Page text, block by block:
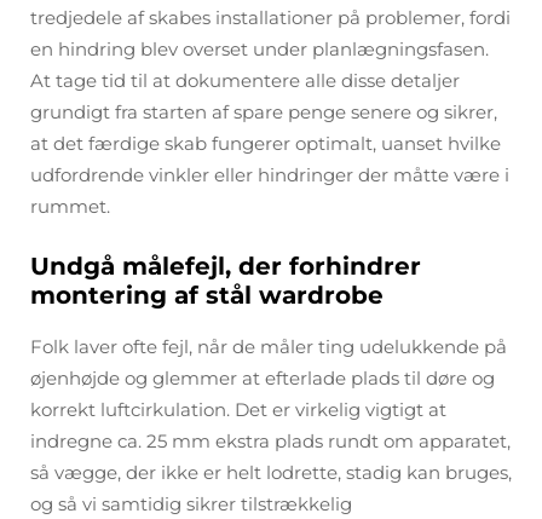
tredjedele af skabes installationer på problemer, fordi
en hindring blev overset under planlægningsfasen.
At tage tid til at dokumentere alle disse detaljer
grundigt fra starten af spare penge senere og sikrer,
at det færdige skab fungerer optimalt, uanset hvilke
udfordrende vinkler eller hindringer der måtte være i
rummet.
Undgå målefejl, der forhindrer
montering af stål wardrobe
Folk laver ofte fejl, når de måler ting udelukkende på
øjenhøjde og glemmer at efterlade plads til døre og
korrekt luftcirkulation. Det er virkelig vigtigt at
indregne ca. 25 mm ekstra plads rundt om apparatet,
så vægge, der ikke er helt lodrette, stadig kan bruges,
og så vi samtidig sikrer tilstrækkelig